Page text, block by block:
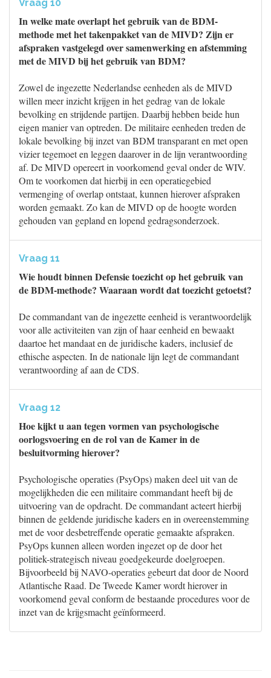
Vraag 10
In welke mate overlapt het gebruik van de BDM-
methode met het takenpakket van de MIVD? Zijn er
afspraken vastgelegd over samenwerking en afstemming
met de MIVD bij het gebruik van BDM?
Zowel de ingezette Nederlandse eenheden als de MIVD
willen meer inzicht krijgen in het gedrag van de lokale
bevolking en strijdende partijen. Daarbij hebben beide hun
eigen manier van optreden. De militaire eenheden treden de
lokale bevolking bij inzet van BDM transparant en met open
vizier tegemoet en leggen daarover in de lijn verantwoording
af. De MIVD opereert in voorkomend geval onder de WIV.
Om te voorkomen dat hierbij in een operatiegebied
vermenging of overlap ontstaat, kunnen hierover afspraken
worden gemaakt. Zo kan de MIVD op de hoogte worden
gehouden van gepland en lopend gedragsonderzoek.
Vraag 11
Wie houdt binnen Defensie toezicht op het gebruik van
de BDM-methode? Waaraan wordt dat toezicht getoetst?
De commandant van de ingezette eenheid is verantwoordelijk
voor alle activiteiten van zijn of haar eenheid en bewaakt
daartoe het mandaat en de juridische kaders, inclusief de
ethische aspecten. In de nationale lijn legt de commandant
verantwoording af aan de CDS.
Vraag 12
Hoe kijkt u aan tegen vormen van psychologische
oorlogsvoering en de rol van de Kamer in de
besluitvorming hierover?
Psychologische operaties (PsyOps) maken deel uit van de
mogelijkheden die een militaire commandant heeft bij de
uitvoering van de opdracht. De commandant acteert hierbij
binnen de geldende juridische kaders en in overeenstemming
met de voor desbetreffende operatie gemaakte afspraken.
PsyOps kunnen alleen worden ingezet op de door het
politiek-strategisch niveau goedgekeurde doelgroepen.
Bijvoorbeeld bij NAVO-operaties gebeurt dat door de Noord
Atlantische Raad. De Tweede Kamer wordt hierover in
voorkomend geval conform de bestaande procedures voor de
inzet van de krijgsmacht geïnformeerd.